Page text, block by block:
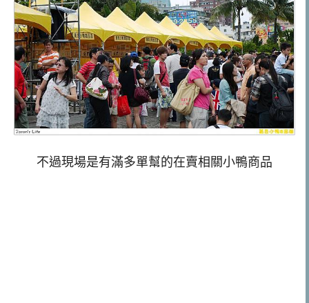
不過現場是有滿多單幫的在賣相關小鴨商品